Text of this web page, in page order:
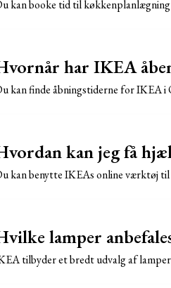
kan booke tid til
har IKEA
kan finde åbningstiderne for IKEA i
kan jeg få
kan benytte IKEAs online værktøj
lamper
tilbyder et bredt udvalg af